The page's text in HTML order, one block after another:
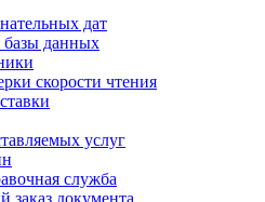
дат
базы данных
скорости чтения
услуг
служба
заказ документа